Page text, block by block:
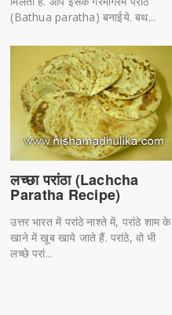
(Bathua paratha) बनाईये. बथ...
लच्छा परांठा (Lachcha
Paratha Recipe)
उत्तर भारत में परांठे नाश्ते में, परांठे शाम के
खाने में खूब खाये जाते हैं. परांठे, वो भी
लच्छे परां...